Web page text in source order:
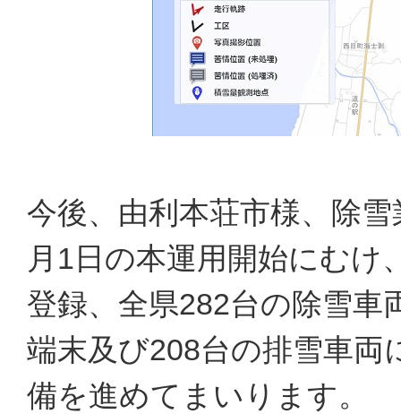
今後、由利本荘市様、除
月1日の本運用開始にむけ
登録、全県282台の除雪
端末及び208台の排雪車
備を進めてまいります。